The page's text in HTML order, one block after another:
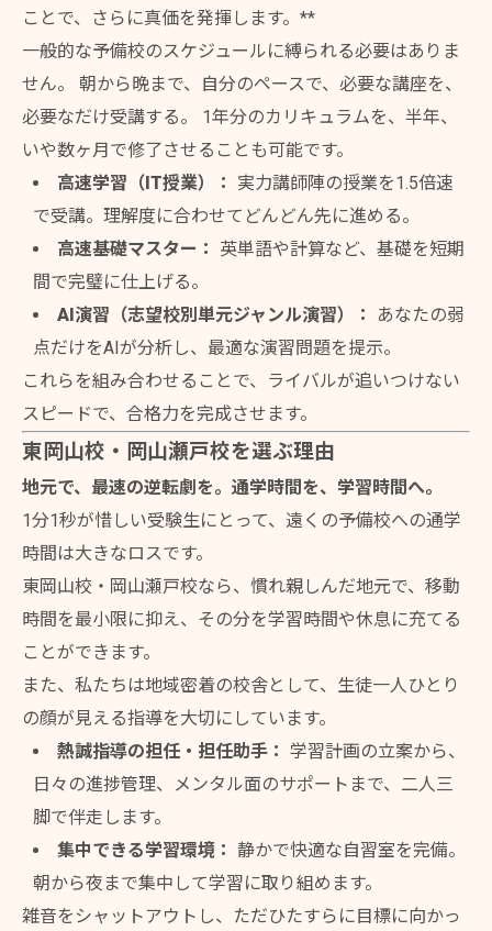
ことで、さらに真価を発揮します。**
一般的な予備校のスケジュールに縛られる必要はありま
せん。 朝から晩まで、自分のペースで、必要な講座を、
必要なだけ受講する。 1年分のカリキュラムを、半年、
いや数ヶ月で修了させることも可能です。
高速学習（IT授業）：
実力講師陣の授業を1.5倍速
で受講。理解度に合わせてどんどん先に進める。
高速基礎マスター：
英単語や計算など、基礎を短期
間で完璧に仕上げる。
AI演習（志望校別単元ジャンル演習）：
あなたの弱
点だけをAIが分析し、最適な演習問題を提示。
これらを組み合わせることで、ライバルが追いつけない
スピードで、合格力を完成させます。
東岡山校・岡山瀬戸校を選ぶ理由
地元で、最速の逆転劇を。通学時間を、学習時間へ。
1分1秒が惜しい受験生にとって、遠くの予備校への通学
時間は大きなロスです。
東岡山校・岡山瀬戸校なら、慣れ親しんだ地元で、移動
時間を最小限に抑え、その分を学習時間や休息に充てる
ことができます。
また、私たちは地域密着の校舎として、生徒一人ひとり
の顔が見える指導を大切にしています。
熱誠指導の担任・担任助手： 学習計画の立案から、
日々の進捗管理、メンタル面のサポートまで、二人三
脚で伴走します。
集中できる学習環境： 静かで快適な自習室を完備。
朝から夜まで集中して学習に取り組めます。
雑音をシャットアウトし、ただひたすらに目標に向かっ